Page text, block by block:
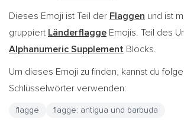
Dieses Emoji ist Teil der Flaggen und ist
gruppiert Länderflagge Emojis. Teil des
Alphanumeric Supplement Blocks.
Um dieses Emoji zu finden, kannst du
Schlüsselwörter verwenden:
flagge flagge: antigua und barbuda